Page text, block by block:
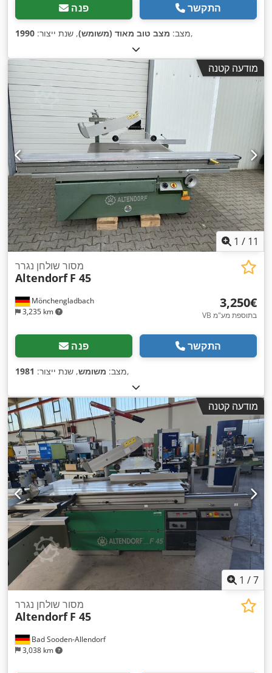
פנה התקשר
מצב: מצב טוב מאוד (משומש), שנת ייצור: 1990 ,
מודעה קטנה
1 / 11
Mönchengladbach
3,235 km
מסור שולחן נגרר
Altendorf F 45
‏3,250 ‏€
VB בתוספת מע"מ
פנה התקשר
מצב: משומש, שנת ייצור: 1981 ,
מודעה קטנה
1 /7
Bad Sooden-Allendorf
3,038 km
מסור שולחן נגרר
Altendorf F 45